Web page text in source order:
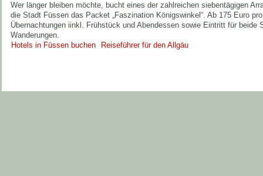
Wer länger bleiben möchte, bucht eines der zahlreichen siebentägigen
die Stadt Füssen das Packet „Faszination Königswinkel“. Ab 175 Euro
Übernachtungen iinkl. Frühstück und Abendessen sowie Eintritt für beide
Wanderungen.
Hotels in Füssen buchen
Reiseführer für den Allgäu